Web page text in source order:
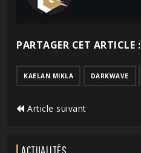
PARTAGER CET ARTICLE :
KAELAN MIKLA DARKWAVE
Article suivant